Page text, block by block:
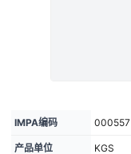
IMPA编码 000557
产品单位 KGS